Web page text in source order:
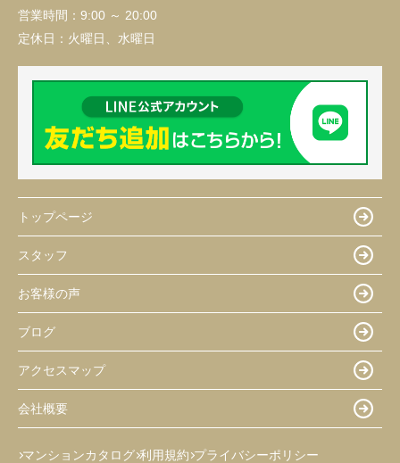
営業時間： 9:00 ～ 20:00
定休日： 火曜日、水曜日
トップページ
スタッフ
お客様の声
ブログ
アクセスマップ
会社概要
マンションカタログ 利用規約 プライバシーポリシー